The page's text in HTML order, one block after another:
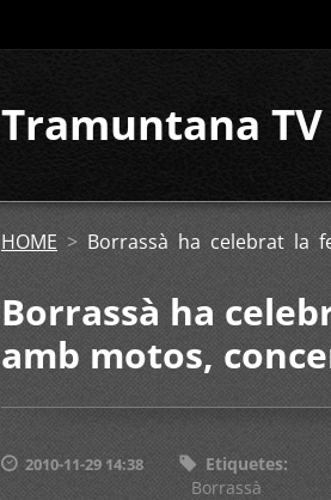
Tramuntana TV
HOME > Borrassà ha celebrat la
Borrassà ha
amb motos,
2010-11-29 14:38 Etiquetes:
Borrassà